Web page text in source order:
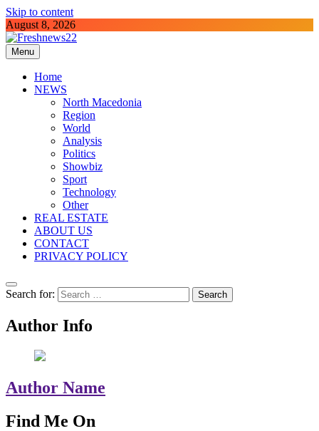
Skip to content
August 8, 2026
Freshnews22
Best News Website in North Macedonia
Menu
Home
NEWS
North Macedonia
Region
World
Analysis
Politics
Showbiz
Sport
Technology
Other
REAL ESTATE
ABOUT US
CONTACT
PRIVACY POLICY
Search for:
Author Info
Author Name
Find Me On